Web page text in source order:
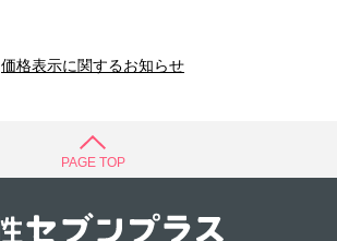
価格表示に関するお知らせ
PAGE TOP